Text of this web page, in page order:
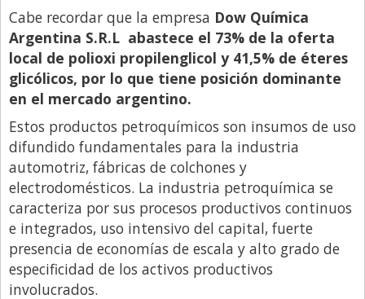
Viajes
Cabe recordar que la empresa Dow Química
Argentina S.R.L abastece el 73% de la oferta
local de polioxi propilenglicol y 41,5% de éteres
glicólicos, por lo que tiene posición dominante
en el mercado argentino.
Estos productos petroquímicos son insumos de uso
difundido fundamentales para la industria
automotriz, fábricas de colchones y
electrodomésticos. La industria petroquímica se
caracteriza por sus procesos productivos continuos
e integrados, uso intensivo del capital, fuerte
presencia de economías de escala y alto grado de
especificidad de los activos productivos
involucrados.